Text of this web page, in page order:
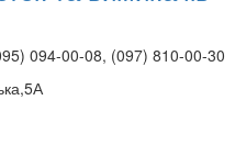
094-00-08, (097) 810-00-30